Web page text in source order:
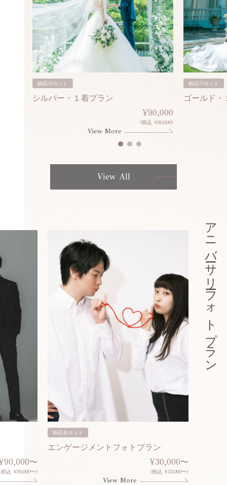
納品50カット
シルバー・１着プラン
¥90,000
(税込 ¥99,000)
View More
納品75カット
ゴールド・
View All
〜
(税込 ¥99,000〜)
納品全カット
エンゲージメントフォトプラン
¥30,000〜
(税込 ¥33,000〜)
View More
アニバーサリーフォトプラン